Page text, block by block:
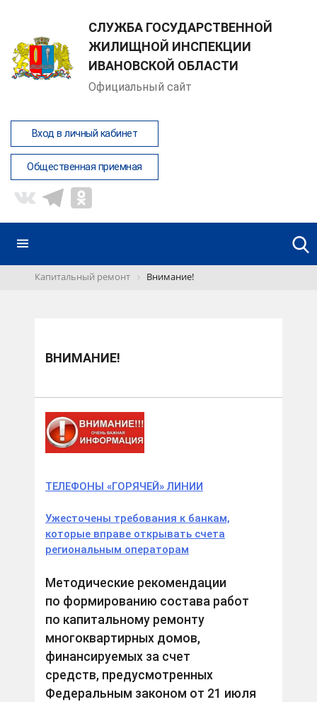
СЛУЖБА ГОСУДАРСТВЕННОЙ
ЖИЛИЩНОЙ ИНСПЕКЦИИ
ИВАНОВСКОЙ ОБЛАСТИ
Официальный сайт
Вход в личный кабинет
Общественная приемная
Капитальный ремонт Внимание!
ВНИМАНИЕ!
ТЕЛЕФОНЫ «ГОРЯЧЕЙ» ЛИНИИ
Ужесточены требования к банкам,
которые вправе открывать счета
региональным операторам
Методические рекомендации
по формированию состава работ
по капитальному ремонту
многоквартирных домов,
финансируемых за счет
средств, предусмотренных
Федеральным законом от 21 июля